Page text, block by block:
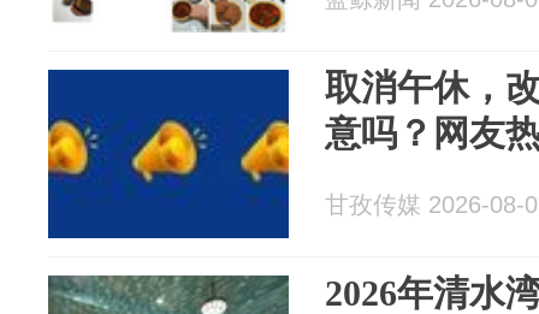
取消午休，
意吗？网友
甘孜传媒 2026-08-
2026年清水